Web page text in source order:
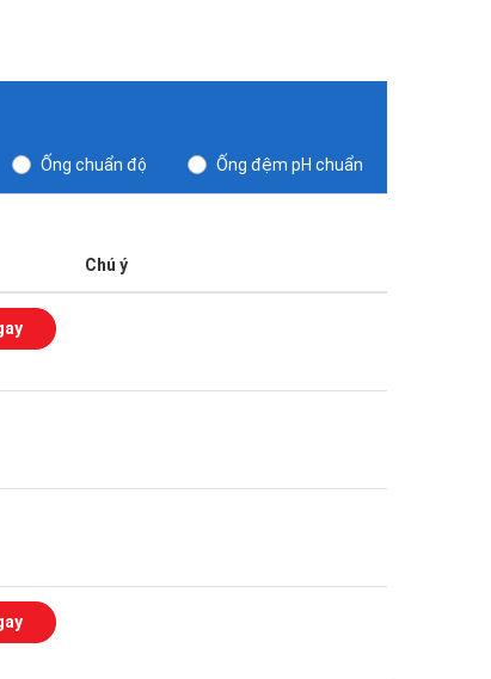
Ống chuẩn độ Ống đệm pH chuẩn
Chú ý